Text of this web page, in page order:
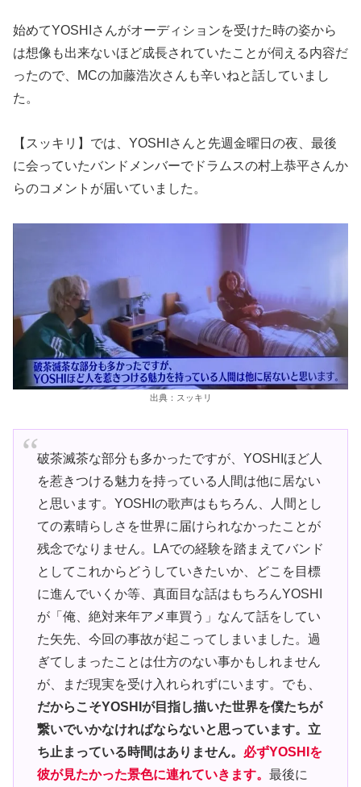
始めてYOSHIさんがオーディションを受けた時の姿から
は想像も出来ないほど成長されていたことが伺える内容だ
ったので、MCの加藤浩次さんも辛いねと話していまし
た。
【スッキリ】では、YOSHIさんと先週金曜日の夜、最後
に会っていたバンドメンバーでドラムスの村上恭平さんか
らのコメントが届いていました。
出典：スッキリ
破茶滅茶な部分も多かったですが、YOSHIほど人
を惹きつける魅力を持っている人間は他に居ない
と思います。YOSHIの歌声はもちろん、人間とし
ての素晴らしさを世界に届けられなかったことが
残念でなりません。LAでの経験を踏まえてバンド
としてこれからどうしていきたいか、どこを目標
に進んでいくか等、真面目な話はもちろんYOSHI
が「俺、絶対来年アメ車買う」なんて話をしてい
た矢先、今回の事故が起こってしまいました。過
ぎてしまったことは仕方のない事かもしれません
が、まだ現実を受け入れられずにいます。でも、
だからこそYOSHIが目指し描いた世界を僕たちが
繋いでいかなければならないと思っています。立
ち止まっている時間はありません。 必ずYOSHIを
彼が見たかった景色に連れていきます。 最後に